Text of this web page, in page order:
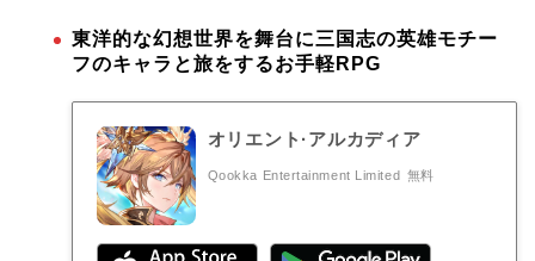
東洋的な幻想世界を舞台に三国志の英雄モチー
フのキャラと旅をするお手軽RPG
オリエント·アルカディア
Qookka Entertainment Limited 無料